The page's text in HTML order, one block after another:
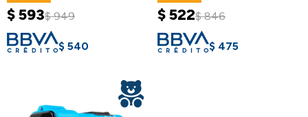
$593$ 949
$ 540
$522$ 846
$ 475